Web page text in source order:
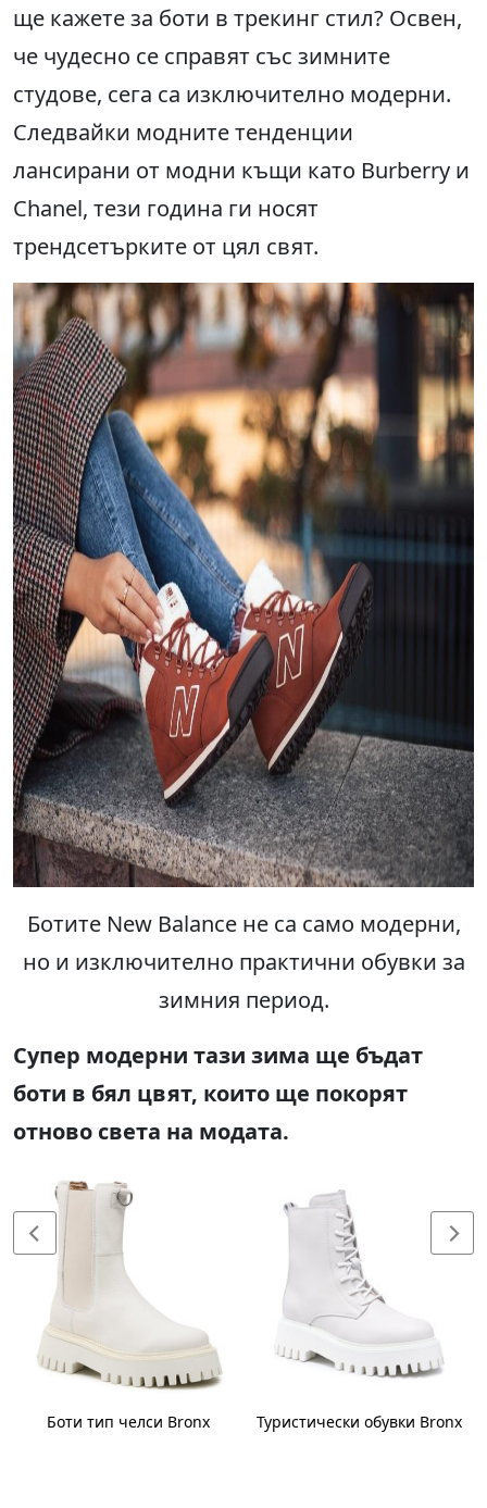
ще кажете за боти в трекинг стил? Освен,
че чудесно се справят със зимните
студове, сега са изключително модерни.
Следвайки модните тенденции
лансирани от модни къщи като Burberry и
Chanel, тези година ги носят
трендсетърките от цял свят.
Ботите New Balance не са само модерни,
но и изключително практични обувки за
зимния период.
Супер модерни тази зима ще бъдат
боти в бял цвят, които ще покорят
отново света на модата.
Боти тип челси Bronx Туристически oбувки Bronx